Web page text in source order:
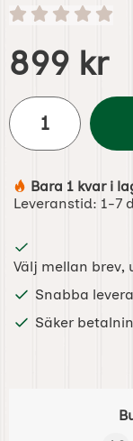
Handla denna
pris
899 kr
antal
Tillgänglighet:
Bara 1 kvar i
Leveranstid: 1-7
Välj mellan brev,
Snabba
Säker